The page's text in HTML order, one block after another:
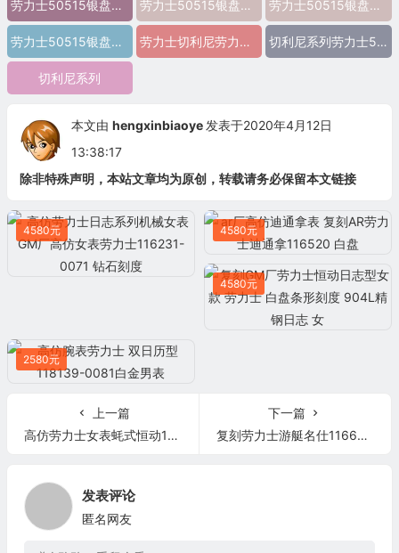
劳力士50515银盘参数 劳力士50515银盘报价 劳力士50515银盘多少钱
劳力士50515银盘怎么样 劳力士切利尼劳力士50515银盘 精仿劳力士50515银盘 高仿劳力士50515银盘 复刻劳力士50515银盘 a货劳力士50515银盘 超a劳力士50515银盘 一比一精仿劳力士50515银盘 一比一高仿劳力士50515银盘 切利尼系列劳力士50515银盘 切利尼系列劳力士50515银盘图片
切利尼系列
本文由 hengxinbiaoye 发表于2020年4月12日
13:38:17
除非特殊声明，本站文章均为原创，转载请务必保留本文链接
4580元 4580元
4580元
2580元
上一篇
高仿劳力士女表蚝式恒动179175F玫瑰金盘
下一篇
复刻劳力士游艇名仕116622 蓝针 腕表 男士自动机械手表
发表评论
匿名网友